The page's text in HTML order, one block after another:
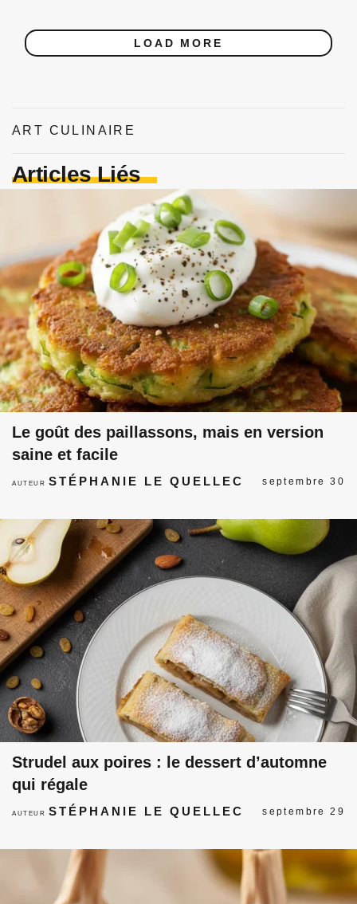
LOAD MORE
ART CULINAIRE
Articles Liés
Le goût des paillassons, mais en version
saine et facile
AUTEURSTÉPHANIE LE QUELLEC septembre 30
Strudel aux poires : le dessert d’automne
qui régale
AUTEURSTÉPHANIE LE QUELLEC septembre 29